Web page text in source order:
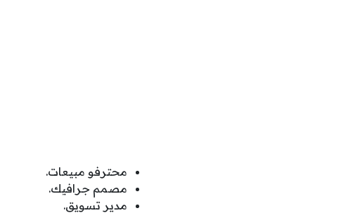
محترفو مبيعات.
مصمم جرافيك.
مدير تسويق.